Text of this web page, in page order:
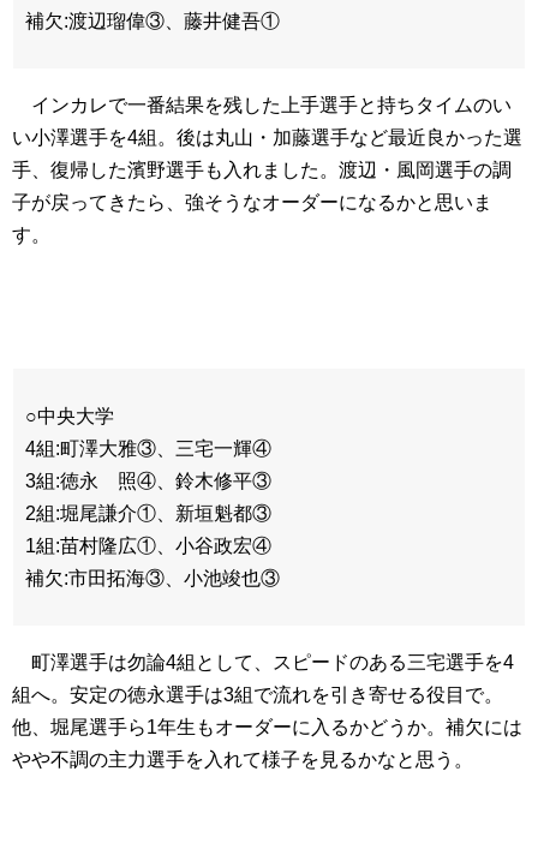
補欠:渡辺瑠偉③、藤井健吾①
インカレで一番結果を残した上手選手と持ちタイムのい
い小澤選手を4組。後は丸山・加藤選手など最近良かった選
手、復帰した濱野選手も入れました。渡辺・風岡選手の調
子が戻ってきたら、強そうなオーダーになるかと思いま
す。
○中央大学
4組:町澤大雅③、三宅一輝④
3組:徳永 照④、鈴木修平③
2組:堀尾謙介①、新垣魁都③
1組:苗村隆広①、小谷政宏④
補欠:市田拓海③、小池竣也③
町澤選手は勿論4組として、スピードのある三宅選手を4
組へ。安定の徳永選手は3組で流れを引き寄せる役目で。
他、堀尾選手ら1年生もオーダーに入るかどうか。補欠には
やや不調の主力選手を入れて様子を見るかなと思う。